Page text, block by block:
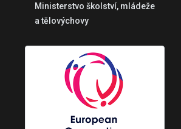
Ministerstvo školství, mládeže
a tělovýchovy